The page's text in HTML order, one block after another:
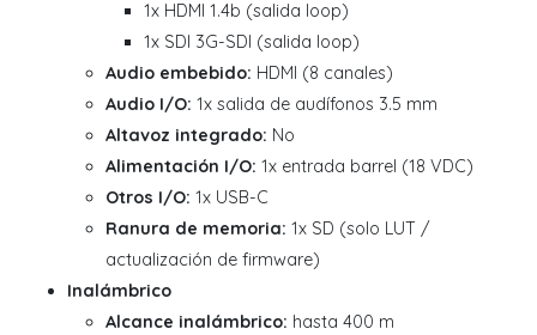
1x HDMI 1.4b (salida loop)
1x SDI 3G-SDI (salida loop)
Audio embebido: HDMI (8 canales)
Audio I/O: 1x salida de audífonos 3.5 mm
Altavoz integrado: No
Alimentación I/O: 1x entrada barrel (18 VDC)
Otros I/O: 1x USB-C
Ranura de memoria: 1x SD (solo LUT /
actualización de firmware)
Inalámbrico
Alcance inalámbrico: hasta 400 m